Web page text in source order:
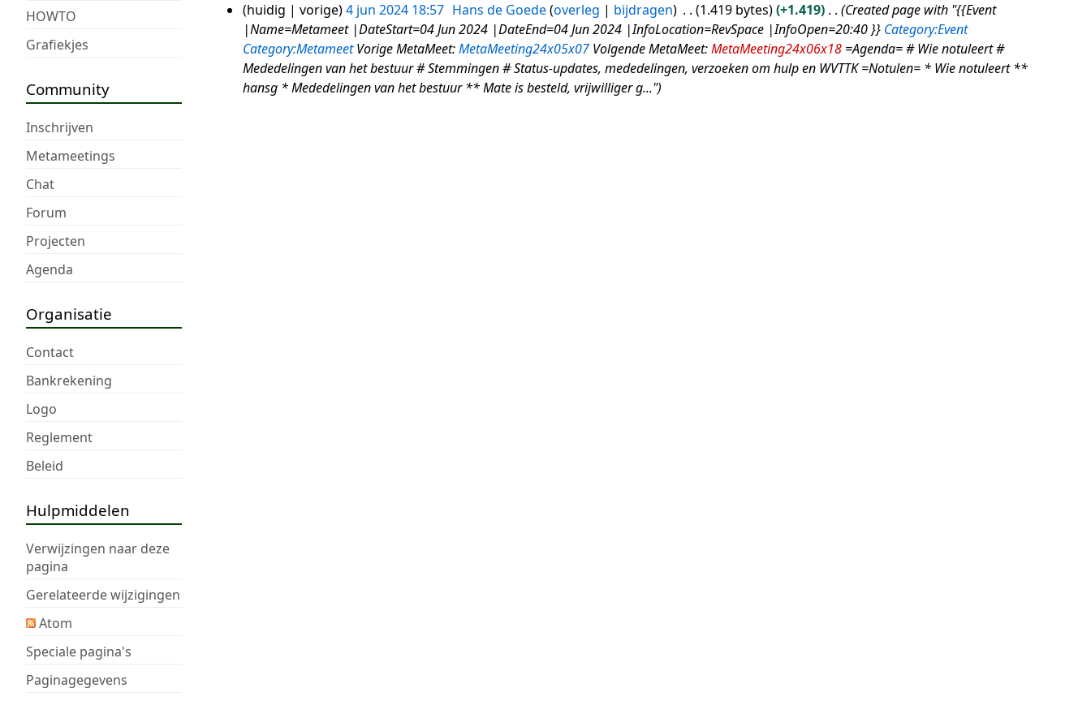
HOWTO
Grafiekjes
Community
Inschrijven
Metameetings
Chat
Forum
Projecten
Agenda
Organisatie
Contact
Bankrekening
Logo
Reglement
Beleid
Hulpmiddelen
Verwijzingen naar deze
pagina
Gerelateerde wijzigingen
Atom
Speciale pagina's
Paginagegevens
4
jun
2024
huidig vorige 4 jun 2024 18:57 Hans de Goede overleg bijdragen 1.419 bytes +1.419
Created page with "{{Event
|Name=Metameet |DateStart=04 Jun 2024 |DateEnd=04 Jun 2024 |InfoLocation=RevSpace |InfoOpen=20:40 }} Category:Event
Category:MetameetVorige MetaMeet:MetaMeeting24x05x07Volgende MetaMeet:MetaMeeting24x06x18=Agenda= # Wie notuleert #
Mededelingen van het bestuur # Stemmingen # Status-updates, mededelingen, verzoeken om hulp en WVTTK =Notulen= * Wie notuleert **
hansg * Mededelingen van het bestuur ** Mate is besteld, vrijwilliger g..."